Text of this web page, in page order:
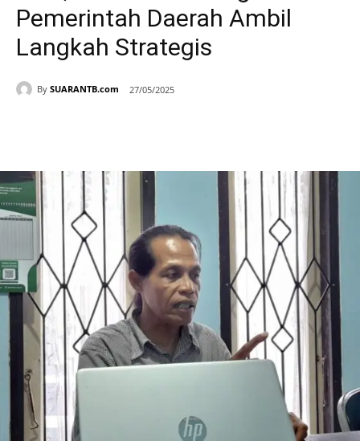
Pemerintah Daerah Ambil
Langkah Strategis
By SUARANTB.com 27/05/2025